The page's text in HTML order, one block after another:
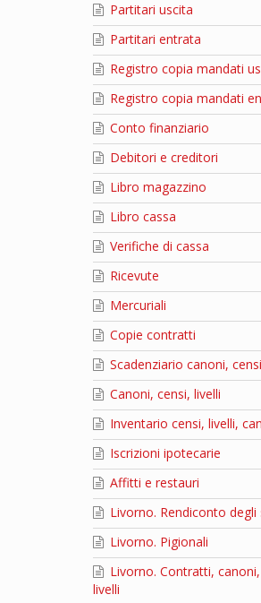
Partitari uscita
Partitari entrata
Registro copia mandati
Registro copia mandati
Conto finanziario
Debitori e creditori
Libro magazzino
Libro cassa
Verifiche di cassa
Ricevute
Mercuriali
Copie contratti
Scadenziario canoni,
Canoni, censi, livelli
Inventario censi, livelli,
Iscrizioni ipotecarie
Affitti e restauri
Livorno. Rendiconto degli
Livorno. Pigionali
Livorno. Contratti,
livelli